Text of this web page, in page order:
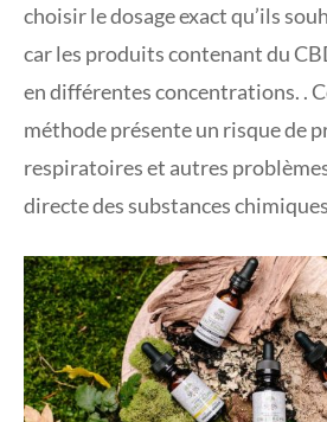
choisir le dosage exact qu’ils
car les produits contenant du
en différentes concentrations. .
méthode présente un risque de
respiratoires et autres
directe des substances